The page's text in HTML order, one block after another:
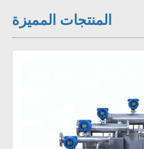
المنتجات المميزة